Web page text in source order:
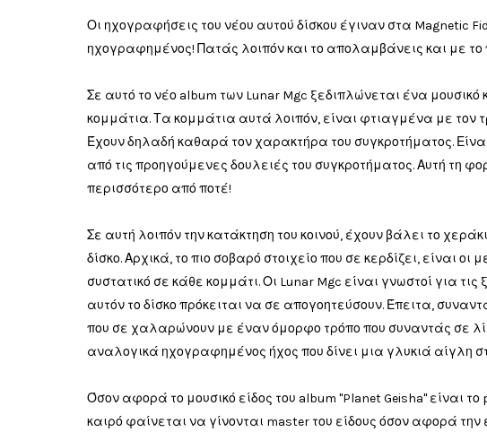
Οι ηχογραφήσεις του νέου αυτού δίσκου έγιναν στα Magnetic
ηχογραφημένος! Πατάς λοιπόν και το απολαμβάνεις και με
Σε αυτό το νέο album των Lunar Mgc ξεδιπλώνεται ένα
κομμάτια. Τα κομμάτια αυτά λοιπόν, είναι φτιαγμένα με τον
Έχουν δηλαδή καθαρά τον χαρακτήρα του συγκροτήματος.
από τις προηγούμενες δουλειές του συγκροτήματος. Αυτή τη
περισσότερο από ποτέ!
Σε αυτή λοιπόν την κατάκτηση του κοινού, έχουν βάλει το
δίσκο. Αρχικά, το πιο σοβαρό στοιχείο που σε κερδίζει, είναι οι
συστατικό σε κάθε κομμάτι. Οι Lunar Mgc είναι γνωστοί για
αυτόν το δίσκο πρόκειται να σε απογοητεύσουν. Έπειτα,
που σε χαλαρώνουν με έναν όμορφο τρόπο που συναντάς σε
αναλογικά ηχογραφημένος ήχος που δίνει μια γλυκιά αίγλη
Όσον αφορά το μουσικό είδος του album "Planet Geisha" είναι
καιρό φαίνεται να γίνονται master του είδους όσον αφορά